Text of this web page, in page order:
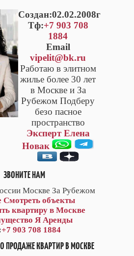
Cоздан:02.02.2008г
Тф:+7 903 708
1884
Email
vipelit@bk.ru
Работаю в элитном
жилье более 30 лет
в Москве и За
Рубежом Подберу
безо пасное
пространство
Эксперт Елена
Новак
ЗВОНИТЕ НАМ
Москве За Рубежом
Смотреть объекты
квартиру в Москве
Я Аренды
+7 903 708 1884
ПРОДАЖЕ КВАРТИР В МОСКВЕ